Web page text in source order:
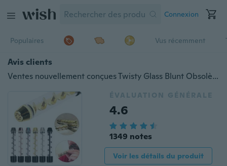
Connexion
Populaires Vus récemment
Avis clients
Ventes nouvellement conçues Twisty Glass Blunt Obsolète avec un ensemble de brosses de nettoyage cadeau
ÉVALUATION GÉNÉRALE
4.6
1349 notes
Voir les détails du produit